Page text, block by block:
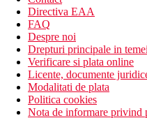
piscina, sezlonguri
Mese
Mic dejun (BB) –
Demipensiune (DP)
Bauturile cu cina
Categoria oficiala
4 stele
Directiva EAA
FAQ
Despre noi
Drepturi principale in
Verificare si plata online
Licente, documente
Modalitati de plata
Politica cookies
Nota de informare privind